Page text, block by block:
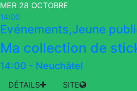
MER 28 OCTOBRE
14:00
Evénements,Jeune
Ma collection de
14:00 - Neuchâtel
DÉTAILS
SITE